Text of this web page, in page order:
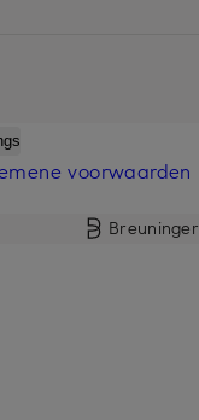
voorwaarden
Breuninger